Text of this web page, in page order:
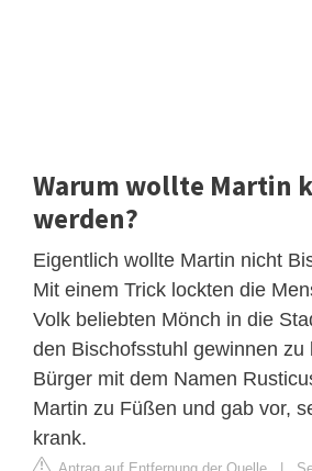
Warum wollte Martin
werden?
Eigentlich wollte Martin nicht
Mit einem Trick lockten die
Volk beliebten Mönch in die
den Bischofsstuhl gewinnen zu
Bürger mit dem Namen
Martin zu Füßen und gab vor,
krank.